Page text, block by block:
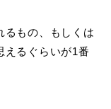
るもの、もしくは
えるぐらいが1番